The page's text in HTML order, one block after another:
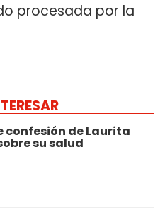
procesada por la
de Laurita
su salud